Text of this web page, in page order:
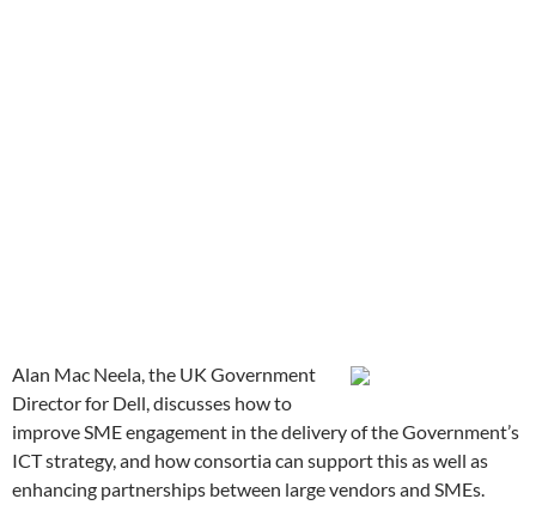
Alan Mac Neela, the UK Government
Director for Dell, discusses how to
improve SME engagement in the delivery of the Government’s
ICT strategy, and how consortia can support this as well as
enhancing partnerships between large vendors and SMEs.